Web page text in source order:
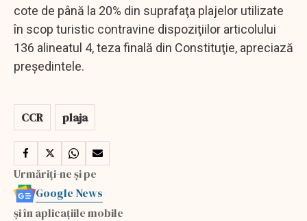
cote de până la 20% din suprafaţa plajelor utilizate
în scop turistic contravine dispoziţiilor articolului
136 alineatul 4, teza finală din Constituţie, apreciază
preşedintele.
CCR plaja
Urmăriți-ne și pe
Google News
și în aplicațiile mobile